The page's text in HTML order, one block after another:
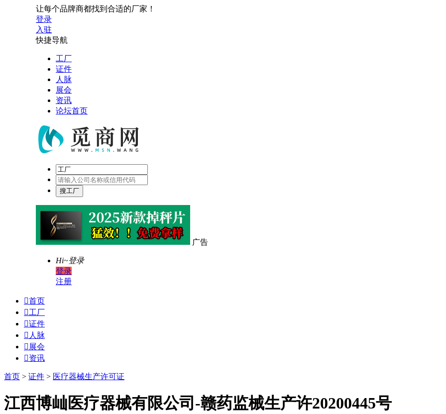
让每个品牌商都找到合适的厂家！
登录
入驻
快捷导航
工厂
证件
人脉
展会
资讯
论坛首页
广告
Hi~登录
登录
注册
首页
工厂
证件
 人脉
 展会
资讯
首页 > 证件 > 医疗器械生产许可证
江西博屾医疗器械有限公司-赣药监械生产许20200445号